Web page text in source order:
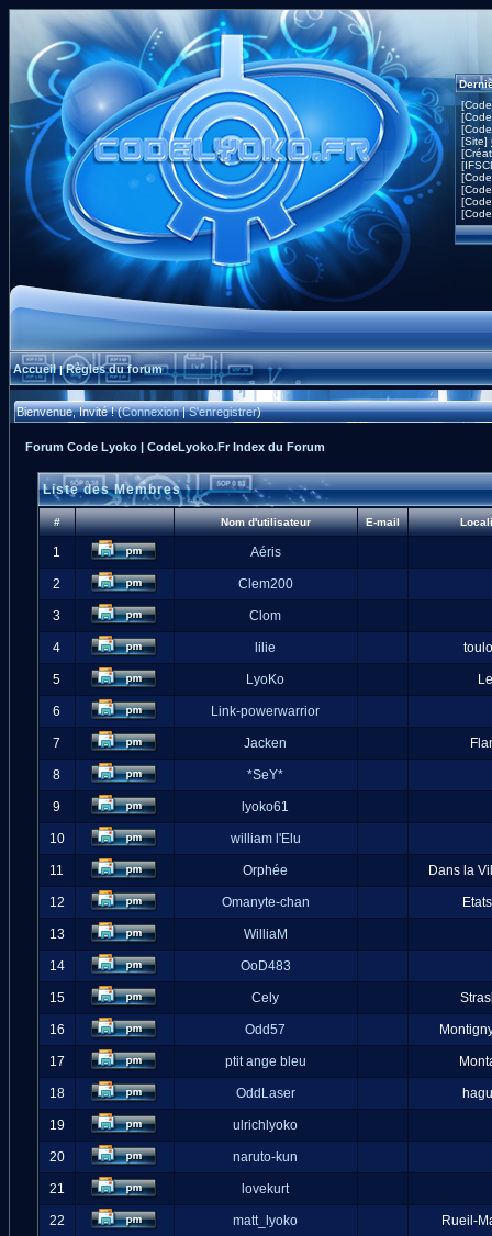
[Site]
Accueil|Règles du forum
Bienvenue, Invité ! (Connexion|S'enregistrer)
Forum Code Lyoko | CodeLyoko.Fr Index du Forum
Liste des Membres
# Nom d'utilisateur E-mail
1 Aéris
2 Clem200
3 Clom
4 lilie
5 LyoKo
6 Link-powerwarrior
7 Jacken
8 *SeY*
9 lyoko61
10 william l'Elu
11 Orphée Dans la
12 Omanyte-chan
13 WilliaM
14 OoD483
15 Cely
16 Odd57
17 ptit ange bleu
18 OddLaser
19 ulrichlyoko
20 naruto-kun
21 lovekurt
22 matt_lyoko Rueil-